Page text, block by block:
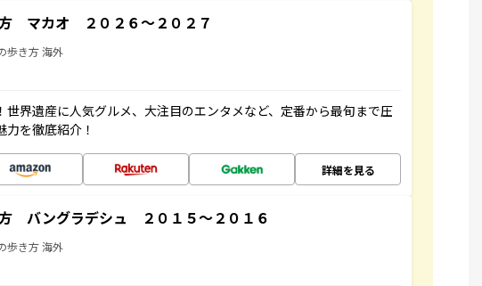
マカオ ２０２６～２０２７
歩き方 海外
世界遺産に人気グルメ、大注目のエンタメなど、定番から最旬まで圧
を徹底紹介！
詳細を見る
バングラデシュ ２０１５～２０１６
歩き方 海外